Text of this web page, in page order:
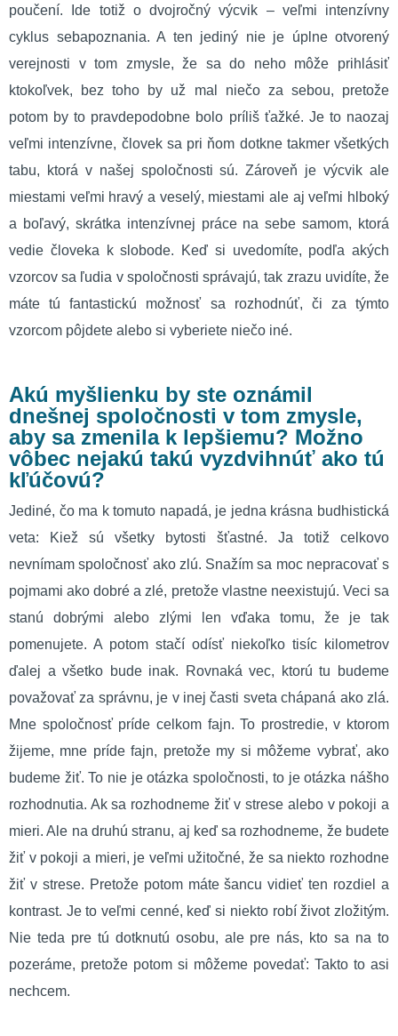
poučení. Ide totiž o dvojročný výcvik – veľmi intenzívny
cyklus sebapoznania. A ten jediný nie je úplne otvorený
verejnosti v tom zmysle, že sa do neho môže prihlásiť
ktokoľvek, bez toho by už mal niečo za sebou, pretože
potom by to pravdepodobne bolo príliš ťažké. Je to naozaj
veľmi intenzívne, človek sa pri ňom dotkne takmer všetkých
tabu, ktorá v našej spoločnosti sú. Zároveň je výcvik ale
miestami veľmi hravý a veselý, miestami ale aj veľmi hlboký
a boľavý, skrátka intenzívnej práce na sebe samom, ktorá
vedie človeka k slobode. Keď si uvedomíte, podľa akých
vzorcov sa ľudia v spoločnosti správajú, tak zrazu uvidíte, že
máte tú fantastickú možnosť sa rozhodnúť, či za týmto
vzorcom pôjdete alebo si vyberiete niečo iné.
Akú myšlienku by ste oznámil
dnešnej spoločnosti v tom zmysle,
aby sa zmenila k lepšiemu? Možno
vôbec nejakú takú vyzdvihnúť ako tú
kľúčovú?
Jediné, čo ma k tomuto napadá, je jedna krásna budhistická
veta: Kiež sú všetky bytosti šťastné. Ja totiž celkovo
nevnímam spoločnosť ako zlú. Snažím sa moc nepracovať s
pojmami ako dobré a zlé, pretože vlastne neexistujú. Veci sa
stanú dobrými alebo zlými len vďaka tomu, že je tak
pomenujete. A potom stačí odísť niekoľko tisíc kilometrov
ďalej a všetko bude inak. Rovnaká vec, ktorú tu budeme
považovať za správnu, je v inej časti sveta chápaná ako zlá.
Mne spoločnosť príde celkom fajn. To prostredie, v ktorom
žijeme, mne príde fajn, pretože my si môžeme vybrať, ako
budeme žiť. To nie je otázka spoločnosti, to je otázka nášho
rozhodnutia. Ak sa rozhodneme žiť v strese alebo v pokoji a
mieri. Ale na druhú stranu, aj keď sa rozhodneme, že budete
žiť v pokoji a mieri, je veľmi užitočné, že sa niekto rozhodne
žiť v strese. Pretože potom máte šancu vidieť ten rozdiel a
kontrast. Je to veľmi cenné, keď si niekto robí život zložitým.
Nie teda pre tú dotknutú osobu, ale pre nás, kto sa na to
pozeráme, pretože potom si môžeme povedať: Takto to asi
nechcem.